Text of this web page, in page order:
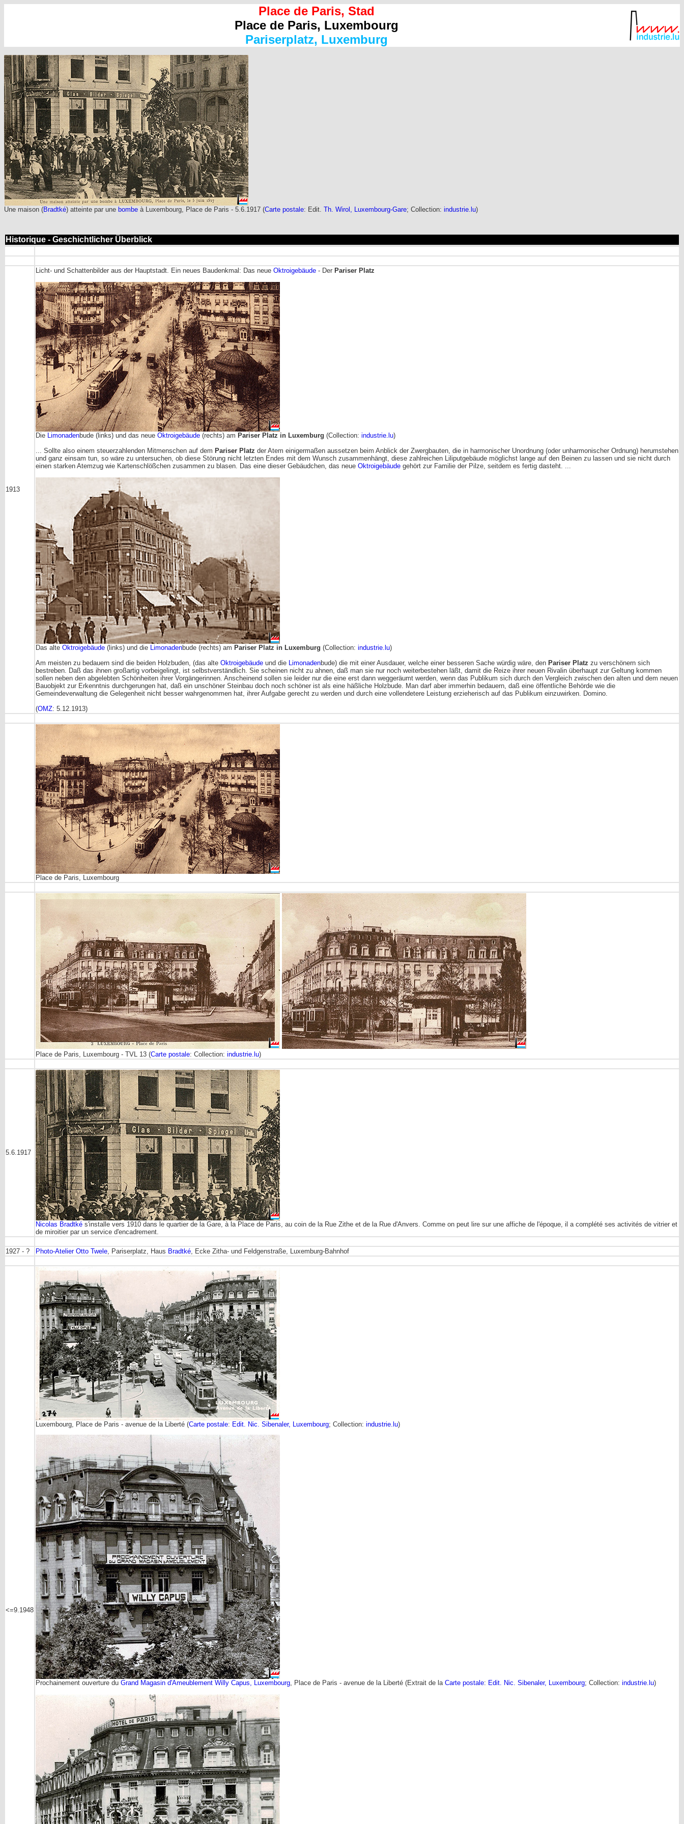
Place de Paris, Stad
Place de Paris, Luxembourg
Pariserplatz, Luxemburg
Une maison (Bradtké) atteinte par une bombe à Luxembourg, Place de Paris - 5.6.1917 (Carte postale: Edit. Th. Wirol, Luxembourg-Gare; Collection: industrie.lu)
Historique - Geschichtlicher Überblick
1913
Licht- und Schattenbilder aus der Hauptstadt. Ein neues Baudenkmal: Das neue Oktroigebäude - Der Pariser Platz
Die Limonadenbude (links) und das neue Oktroigebäude (rechts) am Pariser Platz in Luxemburg (Collection: industrie.lu)
... Sollte also einem steuerzahlenden Mitmenschen auf dem Pariser Platz der Atem einigermaßen aussetzen beim Anblick der Zwergbauten, die in harmonischer Unordnung (oder unharmonischer Ordnung) herumstehen
und ganz einsam tun, so wäre zu untersuchen, ob diese Störung nicht letzten Endes mit dem Wunsch zusammenhängt, diese zahlreichen Liliputgebäude möglichst lange auf den Beinen zu lassen und sie nicht durch
einen starken Atemzug wie Kartenschlößchen zusammen zu blasen. Das eine dieser Gebäudchen, das neue Oktroigebäude gehört zur Familie der Pilze, seitdem es fertig dasteht. ...
Das alte Oktroigebäude (links) und die Limonadenbude (rechts) am Pariser Platz in Luxemburg (Collection: industrie.lu)
Am meisten zu bedauern sind die beiden Holzbuden, (das alte Oktroigebäude und die Limonadenbude) die mit einer Ausdauer, welche einer besseren Sache würdig wäre, den Pariser Platz zu verschönern sich
bestreben. Daß das ihnen großartig vorbeigelingt, ist selbstverständlich. Sie scheinen nicht zu ahnen, daß man sie nur noch weiterbestehen läßt, damit die Reize ihrer neuen Rivalin überhaupt zur Geltung kommen
sollen neben den abgelebten Schönheiten ihrer Vorgängerinnen. Anscheinend sollen sie leider nur die eine erst dann weggeräumt werden, wenn das Publikum sich durch den Vergleich zwischen den alten und dem neuen
Bauobjekt zur Erkenntnis durchgerungen hat, daß ein unschöner Steinbau doch noch schöner ist als eine häßliche Holzbude. Man darf aber immerhin bedauern, daß eine öffentliche Behörde wie die
Gemeindeverwaltung die Gelegenheit nicht besser wahrgenommen hat, ihrer Aufgabe gerecht zu werden und durch eine vollendetere Leistung erzieherisch auf das Publikum einzuwirken. Domino.
(OMZ: 5.12.1913)
Place de Paris, Luxembourg
Place de Paris, Luxembourg - TVL 13 (Carte postale: Collection: industrie.lu)
5.6.1917
Nicolas Bradtké s'installe vers 1910 dans le quartier de la Gare, à la Place de Paris, au coin de la Rue Zithe et de la Rue d'Anvers. Comme on peut lire sur une affiche de l'époque, il a complété ses activités de vitrier et
de miroitier par un service d'encadrement.
1927 - ? Photo-Atelier Otto Twele, Pariserplatz, Haus Bradtké, Ecke Zitha- und Feldgenstraße, Luxemburg-Bahnhof
<=9.1948
Luxembourg, Place de Paris - avenue de la Liberté (Carte postale: Edit. Nic. Sibenaler, Luxembourg; Collection: industrie.lu)
Prochainement ouverture du Grand Magasin d'Ameublement Willy Capus, Luxembourg, Place de Paris - avenue de la Liberté (Extrait de la Carte postale: Edit. Nic. Sibenaler, Luxembourg; Collection: industrie.lu)